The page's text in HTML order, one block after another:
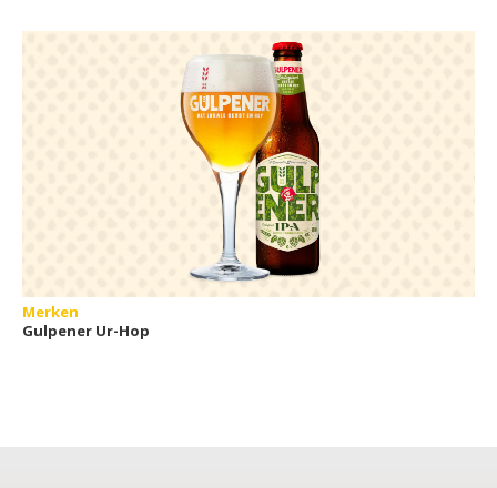
Merken
Gulpener Ur-Hop